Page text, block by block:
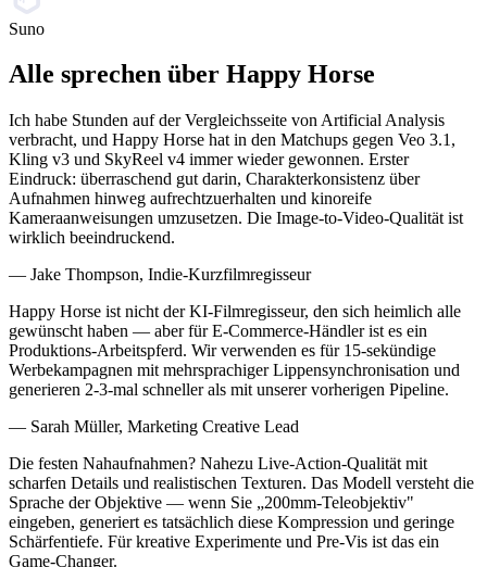
Suno
Alle sprechen über Happy Horse
Ich habe Stunden auf der Vergleichsseite von Artificial Analysis
verbracht, und Happy Horse hat in den Matchups gegen Veo 3.1,
Kling v3 und SkyReel v4 immer wieder gewonnen. Erster
Eindruck: überraschend gut darin, Charakterkonsistenz über
Aufnahmen hinweg aufrechtzuerhalten und kinoreife
Kameraanweisungen umzusetzen. Die Image-to-Video-Qualität ist
wirklich beeindruckend.
— Jake Thompson, Indie-Kurzfilmregisseur
Happy Horse ist nicht der KI-Filmregisseur, den sich heimlich alle
gewünscht haben — aber für E-Commerce-Händler ist es ein
Produktions-Arbeitspferd. Wir verwenden es für 15-sekündige
Werbekampagnen mit mehrsprachiger Lippensynchronisation und
generieren 2-3-mal schneller als mit unserer vorherigen Pipeline.
— Sarah Müller, Marketing Creative Lead
Die festen Nahaufnahmen? Nahezu Live-Action-Qualität mit
scharfen Details und realistischen Texturen. Das Modell versteht die
Sprache der Objektive — wenn Sie „200mm-Teleobjektiv"
eingeben, generiert es tatsächlich diese Kompression und geringe
Schärfentiefe. Für kreative Experimente und Pre-Vis ist das ein
Game-Changer.